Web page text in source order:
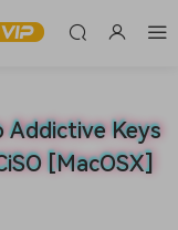
Addictive Keys
[MacOSX]